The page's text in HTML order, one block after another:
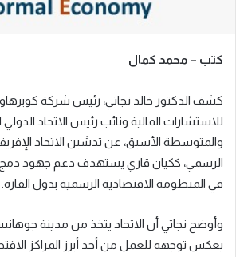
كتب – محمد كمال
كشف الدكتور خالد نجاتي، رئيس شركة
للاستشارات المالية ونائب رئيس الاتحاد
والمتوسطة الأسبق، عن تدشين الاتحاد
الرسمي، ككيان قاري يستهدف دعم جهود دمج
في المنظومة الاقتصادية الرسمية بدول القارة.
وأوضح نجاتي أن الاتحاد يتخذ من مدينة
يعكس توجهه للعمل من أحد أبرز المراكز